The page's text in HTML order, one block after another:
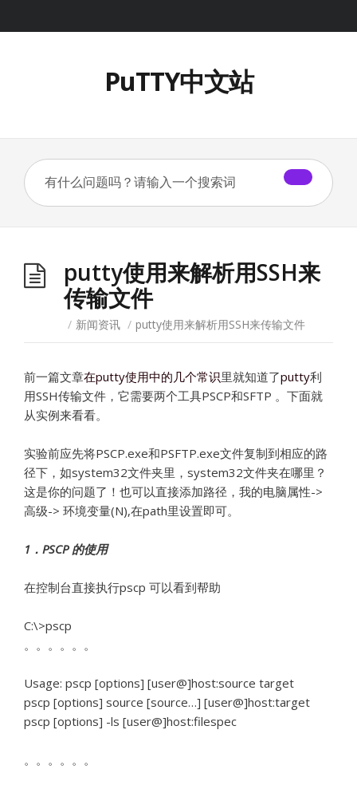
PuTTY中文站
putty使用来解析用SSH来
传输文件
/ 新闻资讯 / putty使用来解析用SSH来传输文件
前一篇文章在putty使用中的几个常识里就知道了putty利
用SSH传输文件，它需要两个工具PSCP和SFTP 。下面就
从实例来看看。
实验前应先将PSCP.exe和PSFTP.exe文件复制到相应的路
径下，如system32文件夹里，system32文件夹在哪里？
这是你的问题了！也可以直接添加路径，我的电脑属性->
高级-> 环境变量(N),在path里设置即可。
1 ．PSCP 的使用
在控制台直接执行pscp 可以看到帮助
C:\>pscp
。。。。。。
Usage: pscp [options] [user@]host:source target
pscp [options] source [source…] [user@]host:target
pscp [options] -ls [user@]host:filespec
。。。。。。